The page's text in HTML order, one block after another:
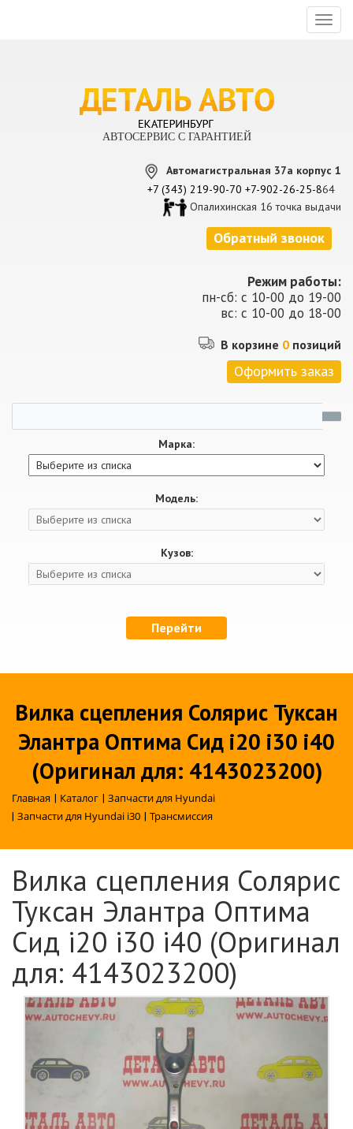
АВТОСЕРВИС С ГАРАНТИЕЙ
Автомагистральная 37а корпус 1
+7 (343) 219-90-70 +7-902-26-25-864
Опалихинская 16 точка выдачи
Обратный звонок
Режим работы:
пн-сб: с 10-00 до 19-00
вс: с 10-00 до 18-00
В корзине 0 позиций
Оформить заказ
Марка:
Модель:
Кузов:
Перейти
Вилка сцепления Солярис Туксан
Элантра Оптима Сид i20 i30 i40
(Оригинал для: 4143023200)
Главная | Каталог | Запчасти для Hyundai
| Запчасти для Hyundai i30 | Трансмиссия
Вилка сцепления Солярис
Туксан Элантра Оптима
Сид i20 i30 i40 (Оригинал
для: 4143023200)